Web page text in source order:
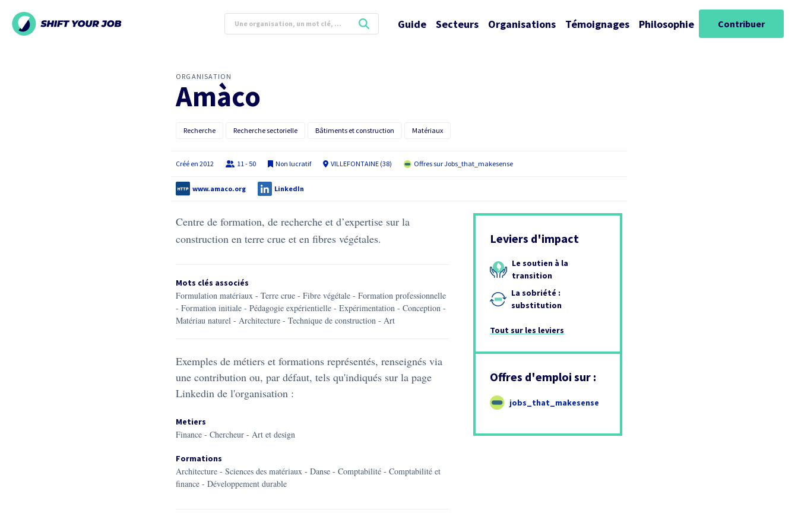
Guide Secteurs Organisations Témoignages Philosophie Contribuer
ORGANISATION
Amàco
Recherche Recherche sectorielle Bâtiments et construction Matériaux
Créé en 2012 11 - 50 Non lucratif VILLEFONTAINE (38) Offres sur Jobs_that_makesense
www.amaco.org LinkedIn
Centre de formation, de recherche et d’expertise sur la
construction en terre crue et en fibres végétales.
Mots clés associés
formulation matériaux - terre crue - fibre végétale -
formation professionnelle
-
formation initiale - pédagogie expérientielle - expérimentation - conception -
matériau naturel - architecture - technique de construction - art
Exemples de métiers et formations représentés, renseignés via
une contribution ou, par défaut, tels qu'indiqués sur la page
Linkedin de l'organisation :
Metiers
Finance - Chercheur - Art et design
Formations
Architecture - Sciences des matériaux - Danse - Comptabilité - Comptabilité et
finance - Développement durable
Leviers d'impact
Le soutien à la
transition
La sobriété :
substitution
Tout sur les leviers
Offres d'emploi sur :
jobs_that_makesense